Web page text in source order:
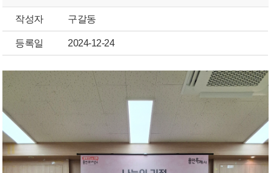
작성자 구갈동
등록일 2024-12-24